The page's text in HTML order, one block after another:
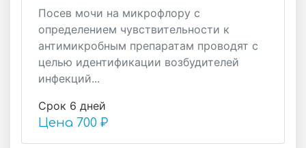
Посев мочи на микрофлору с
определением чувствительности к
антимикробным препаратам проводят с
целью идентификации возбудителей
инфекций...
Срок 6 дней
Цена 700 ₽